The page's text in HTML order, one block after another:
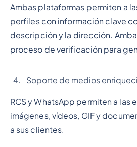
Ambas plataformas permiten a
perfiles con información clave
descripción y la dirección.
proceso de verificación para
Soporte de medios
RCS y WhatsApp permiten a las
imágenes, vídeos, GIF y
a sus clientes.